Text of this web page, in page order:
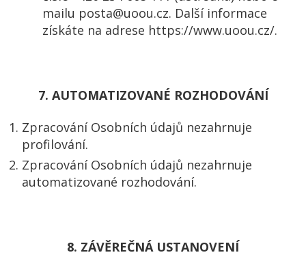
mailu posta@uoou.cz. Další informace
získáte na adrese https://www.uoou.cz/.
7. AUTOMATIZOVANÉ ROZHODOVÁNÍ
Zpracování Osobních údajů nezahrnuje
profilování.
Zpracování Osobních údajů nezahrnuje
automatizované rozhodování.
8. ZÁVĚREČNÁ USTANOVENÍ